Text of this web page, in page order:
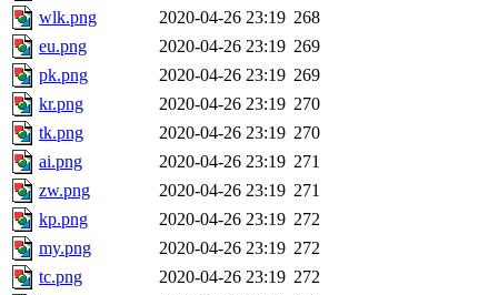
wlk.png
2020-04-26 23:19 268
eu.png
2020-04-26 23:19 269
pk.png
2020-04-26 23:19 269
kr.png
2020-04-26 23:19 270
tk.png
2020-04-26 23:19 270
ai.png
2020-04-26 23:19 271
zw.png
2020-04-26 23:19 271
kp.png
2020-04-26 23:19 272
my.png
2020-04-26 23:19 272
tc.png
2020-04-26 23:19 272